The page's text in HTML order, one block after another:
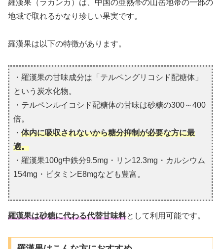
羅漢果（ラカンカ）は、中国の亜熱帯の山岳地帯の一部の
地域で取れるかなり珍しい果実です。
羅漢果は以下の特徴があります。
・羅漢果の甘味成分は「テルペングリコシド配糖体」
という炭水化物。
・テルペンルイコシド配糖体の甘味は砂糖の300～400
倍。
・ 体内に吸収されないから糖分抑制が必要な方に最
適。
・羅漢果100g中鉄分9.5mg・リン12.3mg・カルシウム
154mg・ビタミンE8mgなども豊富。
羅漢果は砂糖に代わる代替甘味料として利用可能です。